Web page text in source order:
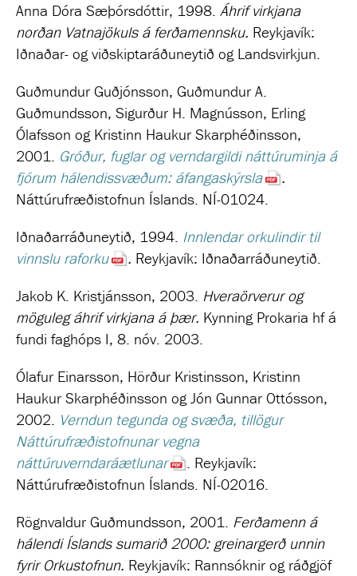
Anna Dóra Sæþórsdóttir, 1998. Áhrif virkjana
norðan Vatnajökuls á ferðamennsku. Reykjavík:
Iðnaðar- og viðskiptaráðuneytið og Landsvirkjun.
Guðmundur Guðjónsson, Guðmundur A.
Guðmundsson, Sigurður H. Magnússon, Erling
Ólafsson og Kristinn Haukur Skarphéðinsson,
2001. Gróður, fuglar og verndargildi náttúruminja á
fjórum hálendissvæðum: áfangaskýrsla
.
Náttúrufræðistofnun Íslands. NÍ-01024.
Iðnaðarráðuneytið, 1994. Innlendar orkulindir til
vinnslu raforku
. Reykjavík: Iðnaðarráðuneytið.
Jakob K. Kristjánsson, 2003. Hveraörverur og
möguleg áhrif virkjana á þær. Kynning Prokaria hf á
fundi faghóps I, 8. nóv. 2003.
Ólafur Einarsson, Hörður Kristinsson, Kristinn
Haukur Skarphéðinsson og Jón Gunnar Ottósson,
2002. Verndun tegunda og svæða, tillögur
Náttúrufræðistofnunar vegna
náttúruverndaráætlunar
. Reykjavík:
Náttúrufræðistofnun Íslands. NÍ-02016.
Rögnvaldur Guðmundsson, 2001. Ferðamenn á
hálendi Íslands sumarið 2000: greinargerð unnin
fyrir Orkustofnun. Reykjavík: Rannsóknir og ráðgjöf